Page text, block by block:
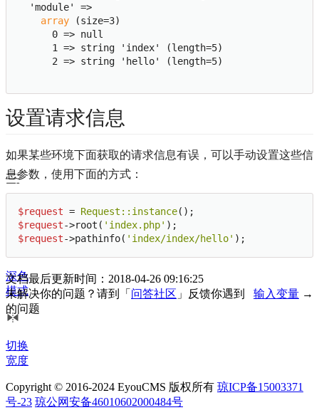
  'module' =>
array
(size=3)
      0 => null
      1 => string 'index' (length=5)
      2 => string 'hello' (length=5)
设置请求信息
如果某些环境下面获取的请求信息有误，可以手动设置这些信
息参数，使用下面的方式：
$request = Request: :instance
$request->root( 'index.php'
$request->pathinfo( 'index/index/hello' );
文档最后更新时间：2018-04-26 09:16:25
输入变量 →
未解决你的问题？请到「 问答社区 」反馈你遇到
的问题
文档
目录
深色
模式
切换
宽度
Copyright © 2016-2024 EyouCMS 版权所有 琼ICP备15003371
号-23 琼公网安备46010602000484号